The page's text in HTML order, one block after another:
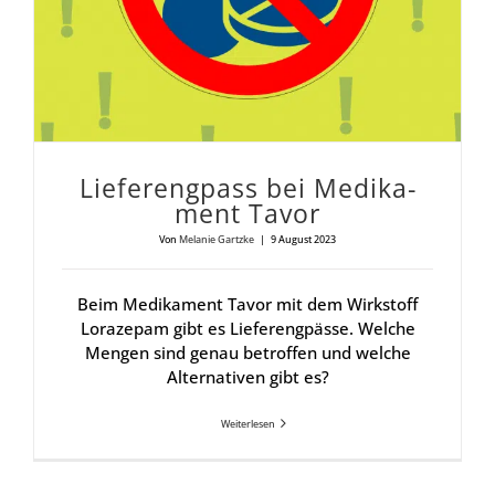
Lie­fer­eng­pass bei Medi­ka­
ment Tavor
Von Melanie Gartzke | 9 August 2023
Beim Medikament Tavor mit dem Wirkstoff
Lorazepam gibt es Lieferengpässe. Welche
Mengen sind genau betroffen und welche
Alternativen gibt es?
Weiterlesen